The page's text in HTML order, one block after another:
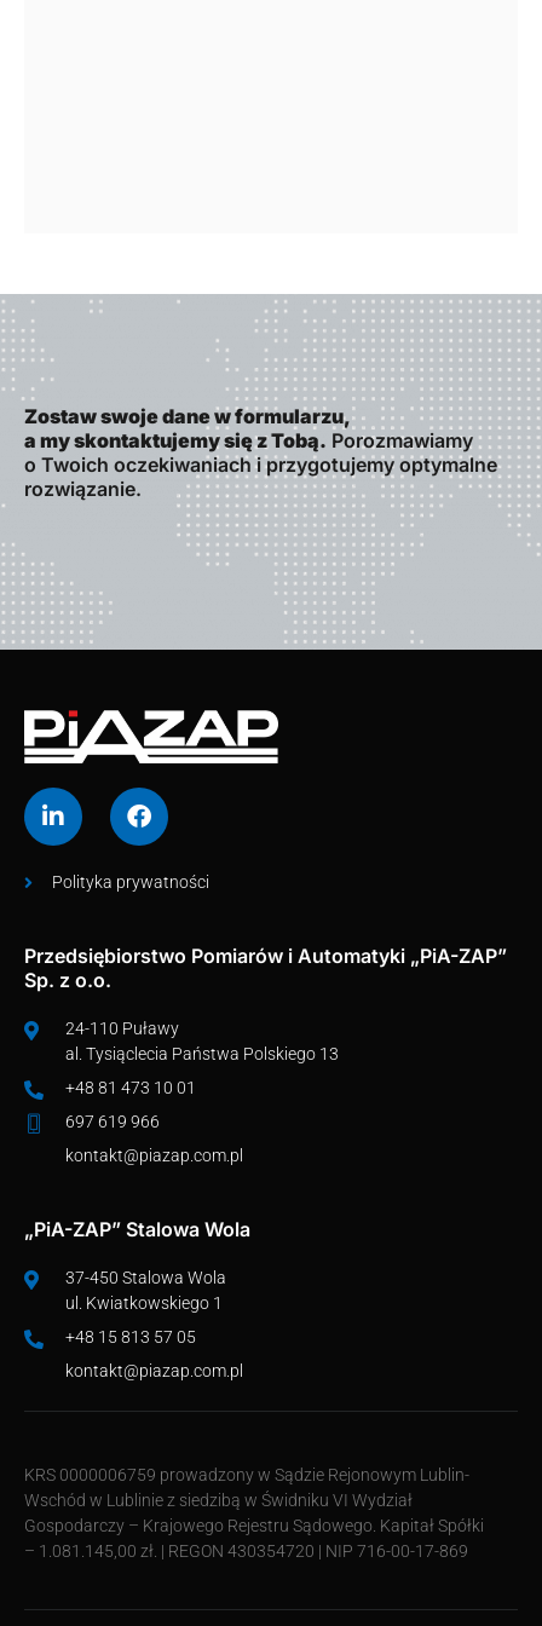
Zostaw swoje dane w formularzu,
a my skontaktujemy się z Tobą. Porozmawiamy
o Twoich oczekiwaniach i przygotujemy optymalne
rozwiązanie.
Polityka prywatności
Przedsiębiorstwo Pomiarów i Automatyki „PiA-ZAP”
Sp. z o.o.
24-110 Puławy
al. Tysiąclecia Państwa Polskiego 13
+48 81 473 10 01
697 619 966
kontakt@piazap.com.pl
„PiA-ZAP” Stalowa Wola
37-450 Stalowa Wola
ul. Kwiatkowskiego 1
+48 15 813 57 05
kontakt@piazap.com.pl
KRS 0000006759 prowadzony w Sądzie Rejonowym Lublin-
Wschód w Lublinie z siedzibą w Świdniku VI Wydział
Gospodarczy – Krajowego Rejestru Sądowego. Kapitał Spółki
– 1.081.145,00 zł. | REGON 430354720 | NIP 716-00-17-869